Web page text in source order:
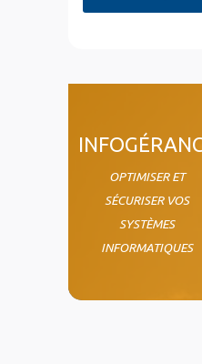
OPTIMISER ET
SÉCURISER VOS
SYSTÈMES
INFORMATIQUES